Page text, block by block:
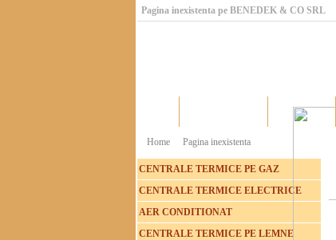
Pagina inexistenta pe BENEDEK & CO SRL
Producatori
Home Pagina inexistenta
CENTRALE TERMICE PE GAZ
CENTRALE TERMICE ELECTRICE
AER CONDITIONAT
CENTRALE TERMICE PE LEMNE